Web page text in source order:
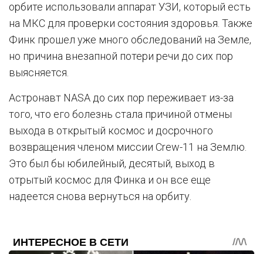
орбите использовали аппарат УЗИ, который есть
на МКС для проверки состояния здоровья. Также
Финк прошел уже много обследований на Земле,
но причина внезапной потери речи до сих пор
выясняется.
Астронавт NASA до сих пор переживает из-за
того, что его болезнь стала причиной отмены
выхода в открытый космос и досрочного
возвращения членом миссии Crew-11 на Землю.
Это был бы юбилейный, десятый, выход в
отрытый космос для Финка и он все еще
надеется снова вернуться на орбиту.